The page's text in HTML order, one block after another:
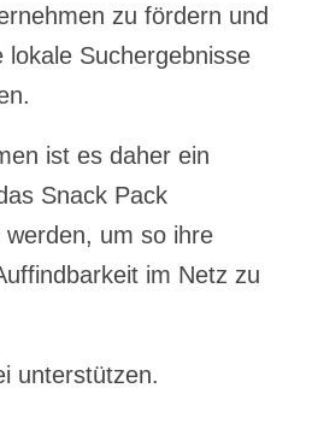
zu fördern und
lokale Suchergebnisse
ist es daher ein
Snack Pack
um so ihre
im Netz zu
unterstützen.